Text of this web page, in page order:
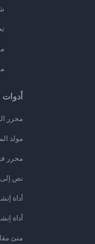
أدوات
محرر
مولد
محرر
نص إلى
أداة
أداة
منئ